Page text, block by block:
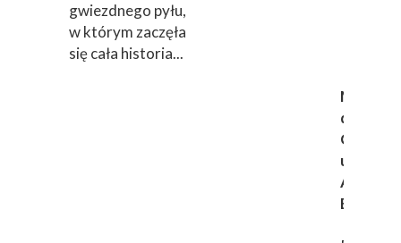
gwiezdnego pyłu,
w którym zaczęła
się cała historia...
Cykl:
umysły,
Bracken